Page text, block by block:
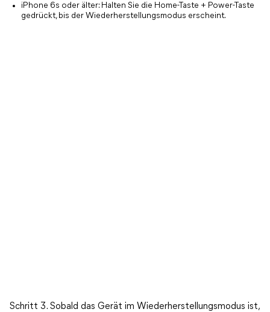
iPhone 6s oder älter: Halten Sie die Home-Taste + Power-Taste
gedrückt, bis der Wiederherstellungsmodus erscheint.
Schritt 3. Sobald das Gerät im Wiederherstellungsmodus ist,